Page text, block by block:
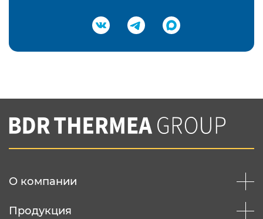
Подтвердить e-mail
Вы соглашаетесь с нашей политикой
конфеденциальности
О компании
Продукция